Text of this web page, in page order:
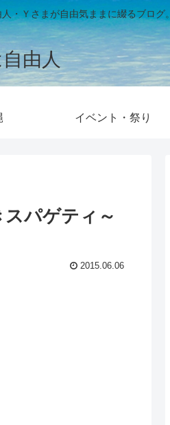
・Ｙさまが自由気ままに綴るブログ。
由人
イベント・祭り
パゲティ～
2015.06.06